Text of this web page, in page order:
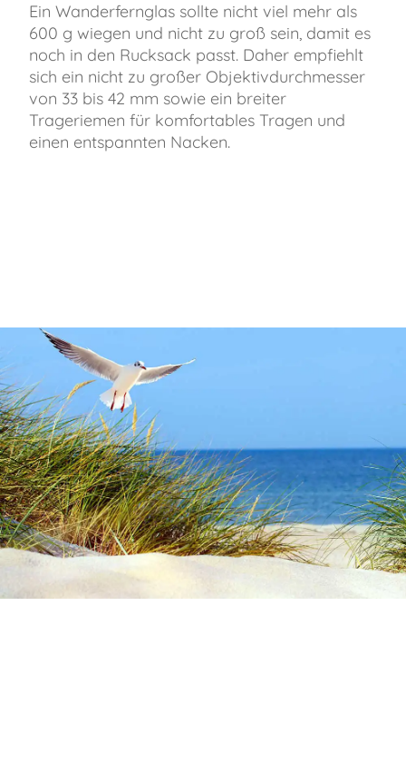
Ein Wanderfernglas sollte nicht viel mehr als
600 g wiegen und nicht zu groß sein, damit es
noch in den Rucksack passt. Daher empfiehlt
sich ein nicht zu großer Objektivdurchmesser
von 33 bis 42 mm sowie ein breiter
Trageriemen für komfortables Tragen und
einen entspannten Nacken.